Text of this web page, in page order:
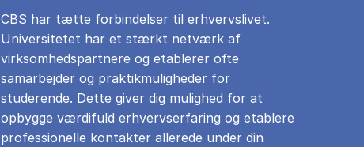
CBS har tætte forbindelser til erhvervslivet.
Universitetet har et stærkt netværk af
virksomhedspartnere og etablerer ofte
samarbejder og praktikmuligheder for
studerende. Dette giver dig mulighed for at
opbygge værdifuld erhvervserfaring og etablere
professionelle kontakter allerede under din